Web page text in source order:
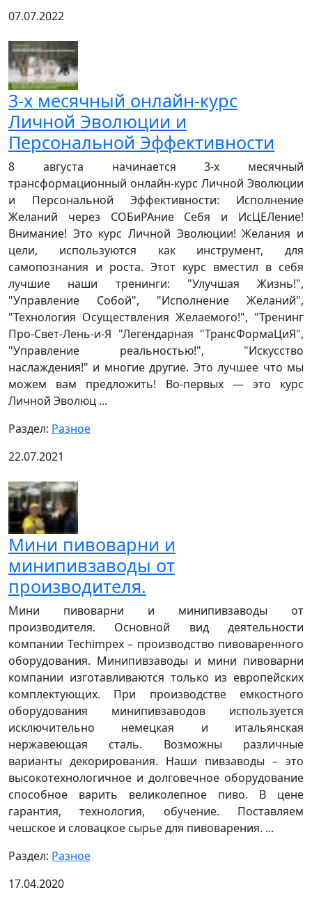
07.07.2022
3-х месячный онлайн-курс
Личной Эволюции и
Персональной Эффективности
8 августа начинается 3-х месячный
трансформационный онлайн-курс Личной Эволюции
и Персональной Эффективности: Исполнение
Желаний через СОБиРАние Себя и ИсЦЕЛение!
Внимание! Это курс Личной Эволюции! Желания и
цели, используются как инструмент, для
самопознания и роста. Этот курс вместил в себя
лучшие наши тренинги: "Улучшая Жизнь!",
"Управление Собой", "Исполнение Желаний",
"Технология Осуществления Желаемого!", "Тренинг
Про-Свет-Лень-и-Я "Легендарная "ТрансФормаЦиЯ",
"Управление реальностью!", "Искусство
наслаждения!" и многие другие. Это лучшее что мы
можем вам предложить! Во-первых — это курс
Личной Эволюц ...
Раздел: Разное
22.07.2021
Мини пивоварни и
минипивзаводы от
производителя.
Мини пивоварни и минипивзаводы от
производителя. Основной вид деятельности
компании Techimpex – производство пивоваренного
оборудования. Минипивзаводы и мини пивоварни
компании изготавливаются только из европейских
комплектующих. При производстве емкостного
оборудования минипивзаводов используется
исключительно немецкая и итальянская
нержавеющая сталь. Возможны различные
варианты декорирования. Наши пивзаводы – это
высокотехнологичное и долговечное оборудование
способное варить великолепное пиво. В цене
гарантия, технология, обучение. Поставляем
чешское и словацкое сырье для пивоварения. ...
Раздел: Разное
17.04.2020